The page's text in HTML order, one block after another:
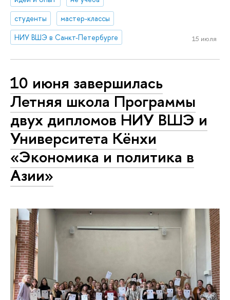
студенты
мастер-классы
НИУ ВШЭ в Санкт-Петербурге
15 июля
10 июня завершилась
Летняя школа Программы
двух дипломов НИУ ВШЭ и
Университета Кёнхи
«Экономика и политика в
Азии»